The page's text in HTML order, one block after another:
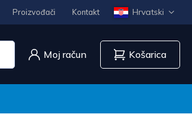
Proizvođači Kontakt Hrvatski
Moj račun Košarica